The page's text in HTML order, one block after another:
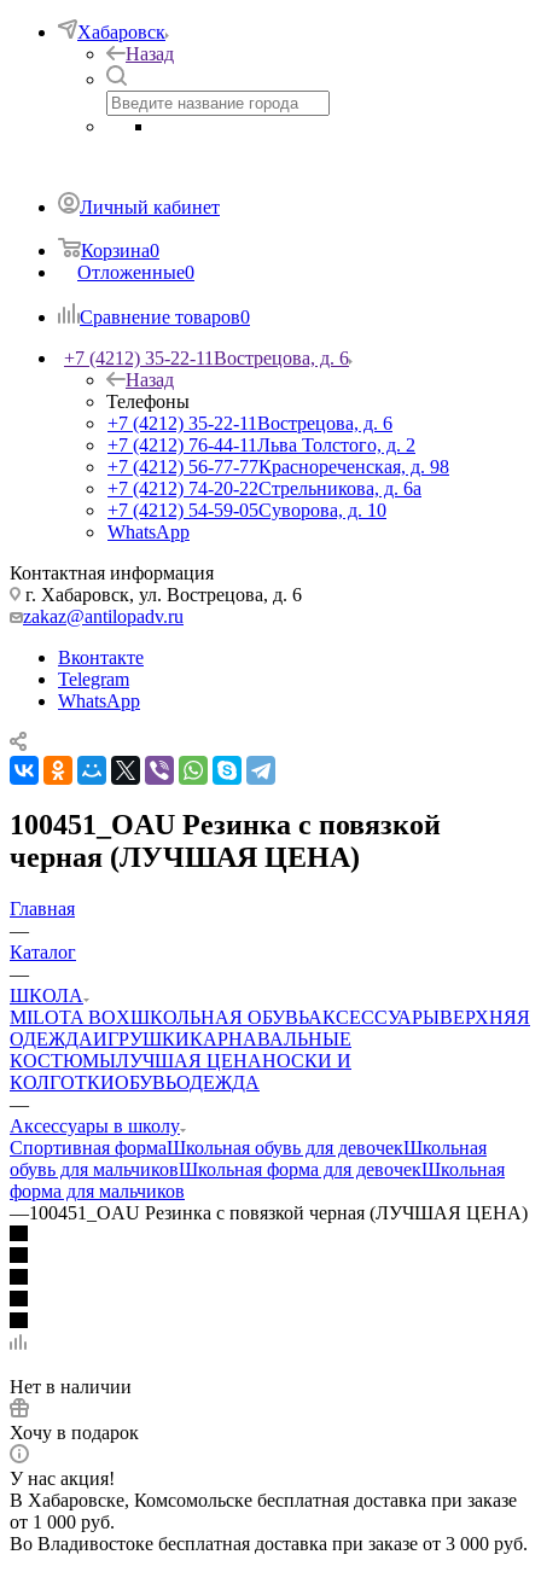
Хабаровск
Назад
Личный кабинет
Корзина0
Отложенные0
Сравнение товаров0
+7 (4212) 35-22-11Вострецова, д. 6
Назад
Телефоны
+7 (4212) 35-22-11Вострецова, д. 6
+7 (4212) 76-44-11Льва Толстого, д. 2
+7 (4212) 56-77-77Краснореченская, д. 98
+7 (4212) 74-20-22Стрельникова, д. 6а
+7 (4212) 54-59-05Суворова, д. 10
WhatsApp
Контактная информация
г. Хабаровск, ул. Вострецова, д. 6
zakaz@antilopadv.ru
Вконтакте
Telegram
WhatsApp
100451_OAU Резинка с повязкой
черная (ЛУЧШАЯ ЦЕНА)
Главная
—
Каталог
—
ШКОЛА
MILOTA BOXШКОЛЬНАЯ ОБУВЬАКСЕССУАРЫВЕРХНЯЯ
ОДЕЖДАИГРУШКИКАРНАВАЛЬНЫЕ
КОСТЮМЫЛУЧШАЯ ЦЕНАНОСКИ И
КОЛГОТКИОБУВЬОДЕЖДА
—
Аксессуары в школу
Спортивная формаШкольная обувь для девочекШкольная
обувь для мальчиковШкольная форма для девочекШкольная
форма для мальчиков
—100451_OAU Резинка с повязкой черная (ЛУЧШАЯ ЦЕНА)
Нет в наличии
Хочу в подарок
У нас акция!
В Хабаровске, Комсомольске бесплатная доставка при заказе
от 1 000 руб.
Во Владивостоке бесплатная доставка при заказе от 3 000 руб.